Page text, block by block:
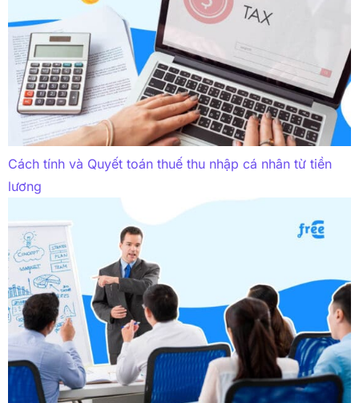
Cách tính và Quyết toán thuế thu nhập cá nhân từ tiền
lương